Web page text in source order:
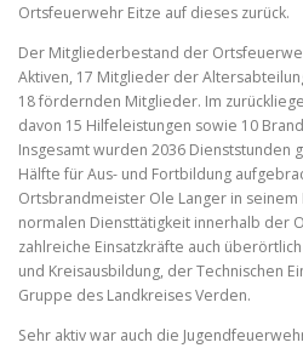
Ortsfeuerwehr Eitze auf dieses zurück.
Der Mitgliederbestand der
Aktiven, 17 Mitglieder der
18 fördernden Mitglieder. Im
davon 15 Hilfeleistungen sowie 10
Insgesamt wurden 2036 Dienststunden
Hälfte für Aus- und Fortbildung
Ortsbrandmeister Ole Langer in seinem
normalen Diensttätigkeit innerhalb der
zahlreiche Einsatzkräfte auch
und Kreisausbildung, der Technischen
Gruppe des Landkreises Verden.
Sehr aktiv war auch die